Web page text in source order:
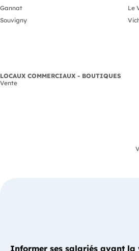
Gannat
Le
Souvigny
LOCAUX COMMERCIAUX - BOUTIQUES
Vente
Informer ses salariés avant la